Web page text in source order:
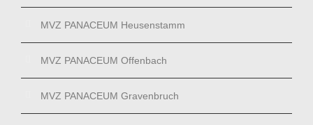
MVZ PANACEUM Heusenstamm
MVZ PANACEUM Offenbach
MVZ PANACEUM Gravenbruch